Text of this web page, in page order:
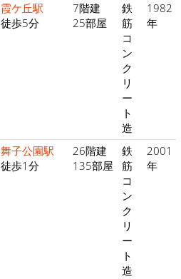
霞ケ丘駅
徒歩5分
7階建
25部屋
鉄
筋
コ
ン
ク
リ
ー
ト
造
1982
年
舞子公園駅
徒歩1分
26階建
135部屋
鉄
筋
コ
ン
ク
リ
ー
ト
造
2001
年